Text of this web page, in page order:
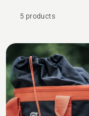
5 products
Tutti
i
prodotti